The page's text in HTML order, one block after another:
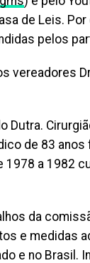
de Leis.
pelos
vereadores
Dutra.
de 83 anos
a 1982
da
e medidas
e no Brasil.